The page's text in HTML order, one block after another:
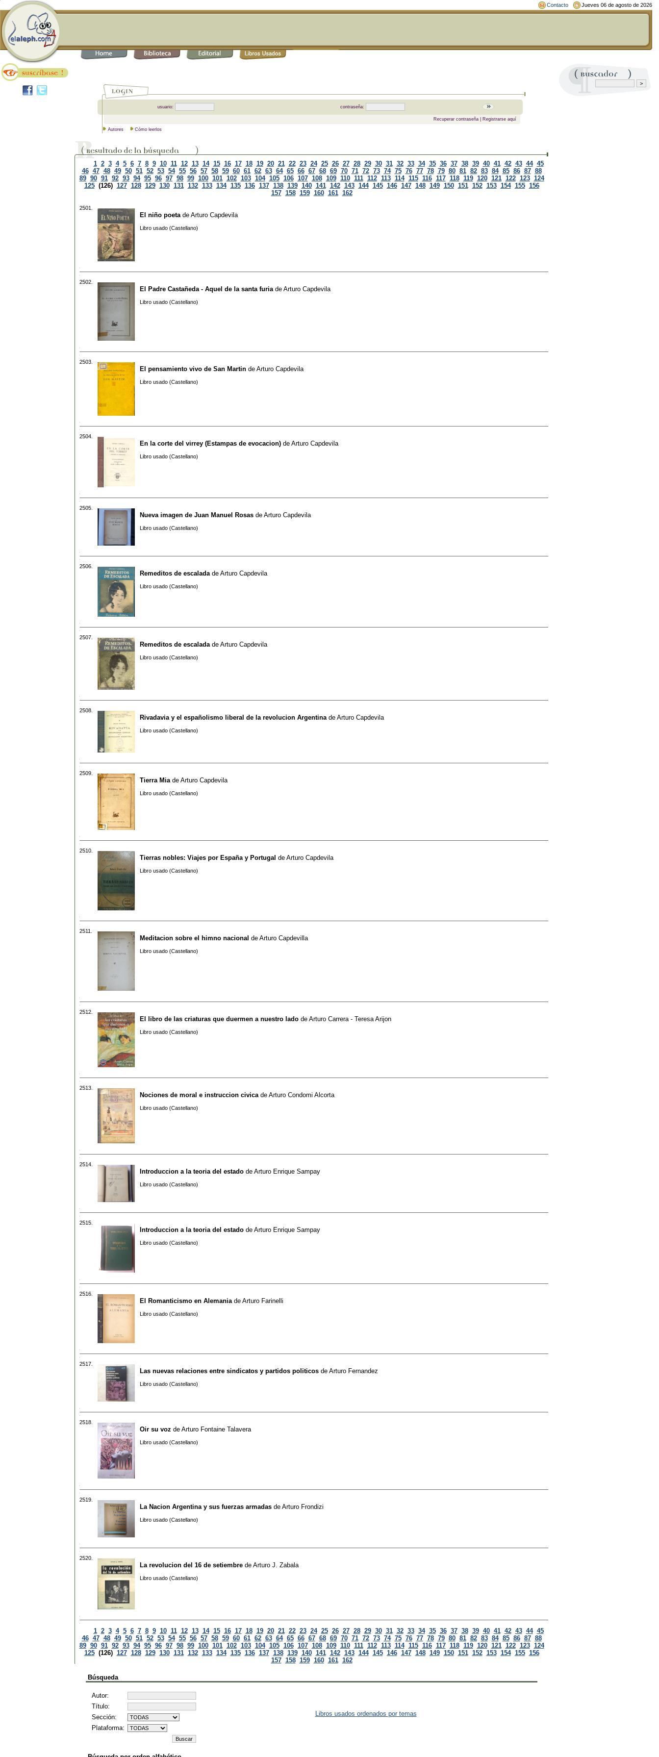
Contacto Jueves 06 de agosto de 2026
usuario: contraseña:
Recuperar contraseña| Registrarse aquí
Autores Cómo leerlos
1 2 3 4 5 6 7 8 9 10 11 12 13 14 15 16 17 18 19 20 21 22 23 24 25 26 27 28 29 30 31 32 33 34 35 36 37 38 39 40 41 42 43 44 45
46 47 48 49 50 51 52 53 54 55 56 57 58 59 60 61 62 63 64 65 66 67 68 69 70 71 72 73 74 75 76 77 78 79 80 81 82 83 84 85 86 87 88
89 90 91 92 93 94 95 96 97 98 99 100 101 102 103 104 105 106 107 108 109 110 111 112 113 114 115 116 117 118 119 120 121 122 123 124
125 (126) 127 128 129 130 131 132 133 134 135 136 137 138 139 140 141 142 143 144 145 146 147 148 149 150 151 152 153 154 155 156
157 158 159 160 161 162
2501.
El niño poeta de Arturo Capdevila
Libro usado (Castellano)
2502.
El Padre Castañeda - Aquel de la santa furia de Arturo Capdevila
Libro usado (Castellano)
2503.
El pensamiento vivo de San Martin de Arturo Capdevila
Libro usado (Castellano)
2504.
En la corte del virrey (Estampas de evocacion) de Arturo Capdevila
Libro usado (Castellano)
2505.
Nueva imagen de Juan Manuel Rosas de Arturo Capdevila
Libro usado (Castellano)
2506.
Remeditos de escalada de Arturo Capdevila
Libro usado (Castellano)
2507.
Remeditos de escalada de Arturo Capdevila
Libro usado (Castellano)
2508.
Rivadavia y el españolismo liberal de la revolucion Argentina de Arturo Capdevila
Libro usado (Castellano)
2509.
Tierra Mia de Arturo Capdevila
Libro usado (Castellano)
2510.
Tierras nobles: Viajes por España y Portugal de Arturo Capdevila
Libro usado (Castellano)
2511.
Meditacion sobre el himno nacional de Arturo Capdevilla
Libro usado (Castellano)
2512.
El libro de las criaturas que duermen a nuestro lado de Arturo Carrera - Teresa Arijon
Libro usado (Castellano)
2513.
Nociones de moral e instruccion civica de Arturo Condomi Alcorta
Libro usado (Castellano)
2514.
Introduccion a la teoria del estado de Arturo Enrique Sampay
Libro usado (Castellano)
2515.
Introduccion a la teoria del estado de Arturo Enrique Sampay
Libro usado (Castellano)
2516.
El Romanticismo en Alemania de Arturo Farinelli
Libro usado (Castellano)
2517.
Las nuevas relaciones entre sindicatos y partidos politicos de Arturo Fernandez
Libro usado (Castellano)
2518.
Oir su voz de Arturo Fontaine Talavera
Libro usado (Castellano)
2519.
La Nacion Argentina y sus fuerzas armadas de Arturo Frondizi
Libro usado (Castellano)
2520.
La revolucion del 16 de setiembre de Arturo J. Zabala
Libro usado (Castellano)
1 2 3 4 5 6 7 8 9 10 11 12 13 14 15 16 17 18 19 20 21 22 23 24 25 26 27 28 29 30 31 32 33 34 35 36 37 38 39 40 41 42 43 44 45
46 47 48 49 50 51 52 53 54 55 56 57 58 59 60 61 62 63 64 65 66 67 68 69 70 71 72 73 74 75 76 77 78 79 80 81 82 83 84 85 86 87 88
89 90 91 92 93 94 95 96 97 98 99 100 101 102 103 104 105 106 107 108 109 110 111 112 113 114 115 116 117 118 119 120 121 122 123 124
125 (126) 127 128 129 130 131 132 133 134 135 136 137 138 139 140 141 142 143 144 145 146 147 148 149 150 151 152 153 154 155 156
157 158 159 160 161 162
Búsqueda
Autor:
Título:
Sección:
Plataforma:
Libros usados ordenados por temas